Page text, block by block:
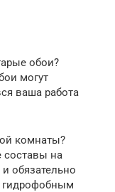
обои?
могут
ваша работа
комнаты?
составы на
обязательно
гидрофобным